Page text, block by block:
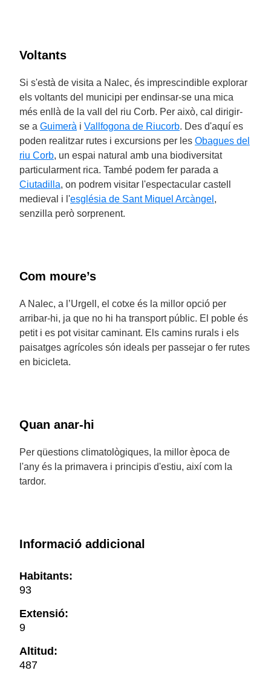
Voltants
Si s'està de visita a Nalec, és imprescindible explorar
els voltants del municipi per endinsar-se una mica
més enllà de la vall del riu Corb. Per això, cal dirigir-
se a Guimerà i Vallfogona de Riucorb. Des d'aquí es
poden realitzar rutes i excursions per les Obagues del
riu Corb, un espai natural amb una biodiversitat
particularment rica. També podem fer parada a
Ciutadilla, on podrem visitar l'espectacular castell
medieval i l'església de Sant Miquel Arcàngel ,
senzilla però sorprenent.
Com moure’s
A Nalec, a l’Urgell, el cotxe és la millor opció per
arribar-hi, ja que no hi ha transport públic. El poble és
petit i es pot visitar caminant. Els camins rurals i els
paisatges agrícoles són ideals per passejar o fer rutes
en bicicleta.
Quan anar-hi
Per qüestions climatològiques, la millor època de
l'any és la primavera i principis d'estiu, així com la
tardor.
Informació addicional
Habitants:
93
Extensió:
9
Altitud:
487